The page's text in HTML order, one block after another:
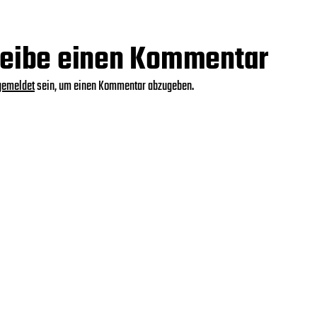
einen Kommentar
sein, um einen Kommentar abzugeben.